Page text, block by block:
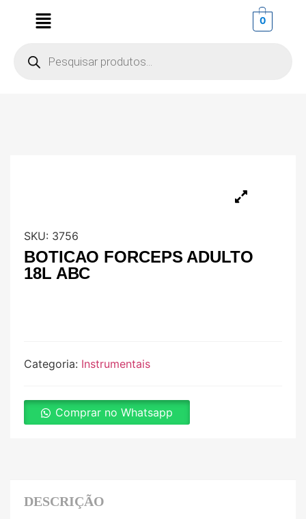
0
SKU: 3756
BOTICAO FORCEPS ADULTO
18L ABC
Categoria: Instrumentais
Comprar no Whatsapp
DESCRIÇÃO